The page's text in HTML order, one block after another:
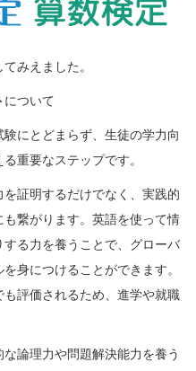
みえました。
について
にとどまらず、生徒の学力向
重要なステップです。
を証明するだけでなく、実践的
繋がります。英語を使って情
る力を養うことで、グローバ
身につけることができます。
評価されるため、進学や就職
な論理力や問題解決能力を養う